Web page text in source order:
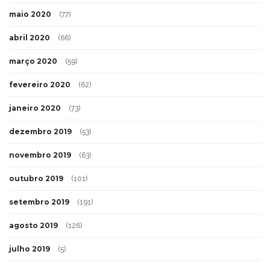
maio 2020 (77)
abril 2020 (66)
março 2020 (59)
fevereiro 2020 (62)
janeiro 2020 (73)
dezembro 2019 (53)
novembro 2019 (63)
outubro 2019 (101)
setembro 2019 (191)
agosto 2019 (126)
julho 2019 (5)